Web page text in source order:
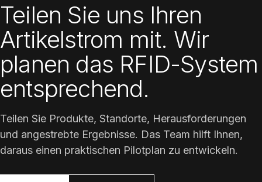
Teilen Sie uns Ihren
Artikelstrom mit. Wir
planen das RFID-System
entsprechend.
Teilen Sie Produkte, Standorte, Herausforderungen
und angestrebte Ergebnisse. Das Team hilft Ihnen,
daraus einen praktischen Pilotplan zu entwickeln.